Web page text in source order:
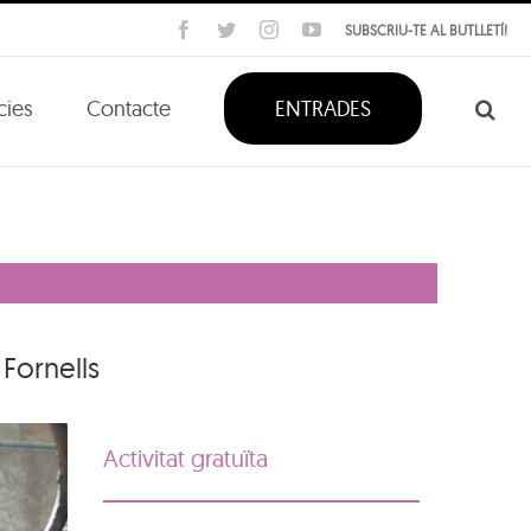
SUBSCRIU-TE AL BUTLLETÍ!
Facebook
TwitterInstagramYouTube
Contacte ENTRADES
Activitat gratuïta